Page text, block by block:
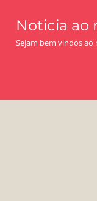
content
Noticia ao
Sejam bem vindos ao